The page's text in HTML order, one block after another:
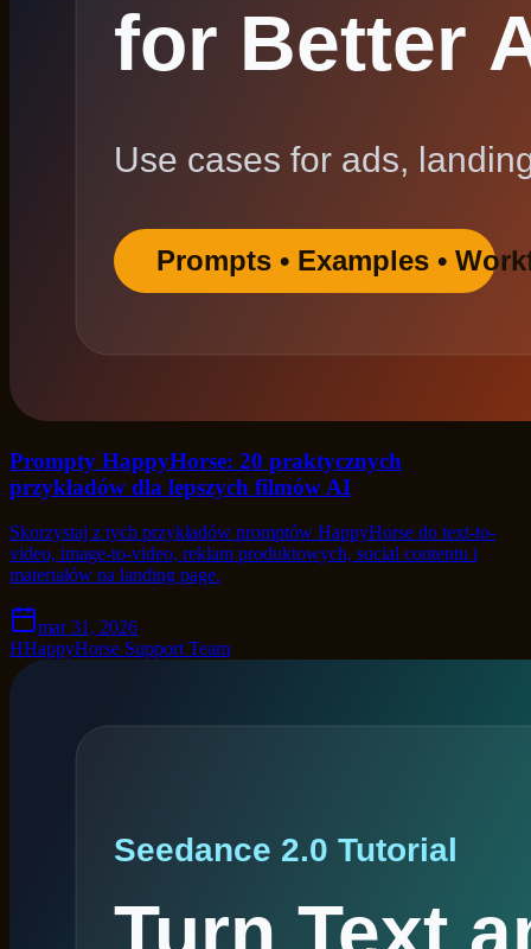
Prompty HappyHorse: 20 praktycznych
przykładów dla lepszych filmów AI
Skorzystaj z tych przykładów promptów HappyHorse do text-to-
video, image-to-video, reklam produktowych, social contentu i
materiałów na landing page.
mar 31, 2026
HHappyHorse Support Team